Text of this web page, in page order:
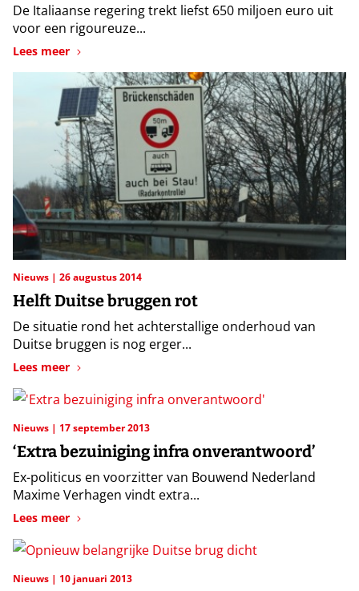
De Italiaanse regering trekt liefst 650 miljoen euro uit
voor een rigoureuze...
Lees meer
Nieuws 26 augustus 2014
Helft Duitse bruggen rot
De situatie rond het achterstallige onderhoud van
Duitse bruggen is nog erger...
Lees meer
Nieuws 17 september 2013
‘Extra bezuiniging infra onverantwoord’
Ex-politicus en voorzitter van Bouwend Nederland
Maxime Verhagen vindt extra...
Lees meer
Nieuws 10 januari 2013